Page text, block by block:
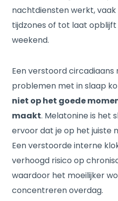
nachtdiensten werkt,
tijdzones of tot laat
weekend.
Een verstoord
problemen met in slaap
niet op het goede
maakt. Melatonine is het
ervoor dat je op het juiste
Een verstoorde interne
verhoogd risico op
waardoor het moeilijker
concentreren overdag.